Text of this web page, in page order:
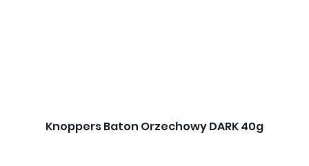
Knoppers Baton Orzechowy DARK 40g